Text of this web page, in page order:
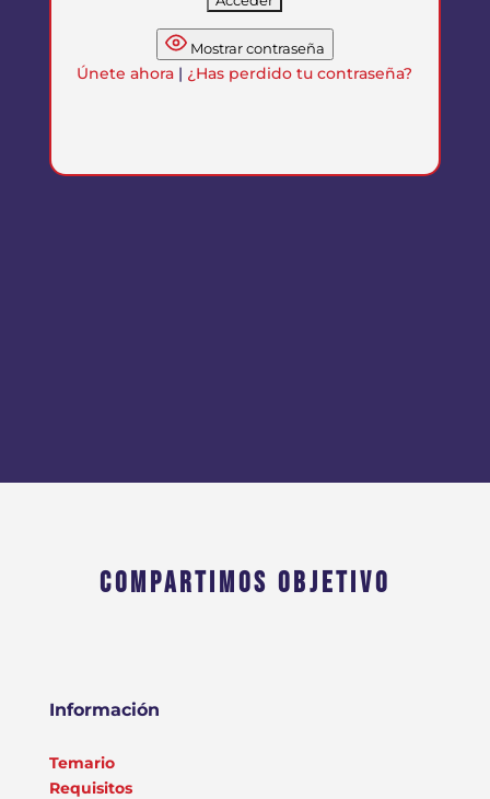
Mostrar contraseña
Únete ahora | ¿Has perdido tu contraseña?
COMPARTIMOS OBJETIVO
Información
Temario
Requisitos